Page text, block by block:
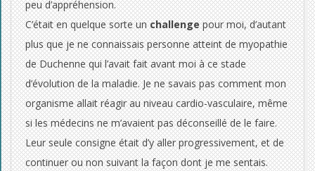
t
a
u
t
o
m
peu d’appréhension.
C’était en quelque sorte unchallengepour moi, d’autant
plus que je ne connaissais personne atteint de myopathie
de Duchenne qui l’avait fait avant moi à ce stade
d’évolution de la maladie. Je ne savais pas comment mon
organisme allait réagir au niveau cardio-vasculaire, même
si les médecins ne m’avaient pas déconseillé de le faire.
Leur seule consigne était d’y aller progressivement, et de
continuer ou non suivant la façon dont je me sentais.